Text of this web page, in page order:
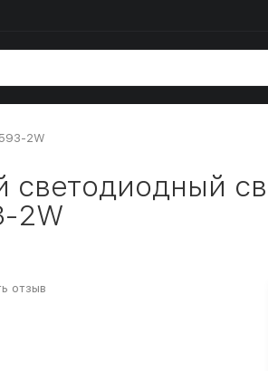
2W
светодиодный
2W
отзыв